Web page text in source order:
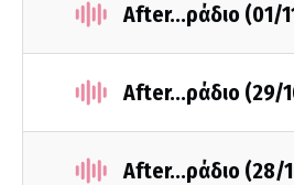
After...ράδιο (01/
After...ράδιο (29/
After...ράδιο (28/